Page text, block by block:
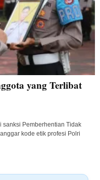
yang Terlibat
sanksi Pemberhentian Tidak
kode etik profesi Polri